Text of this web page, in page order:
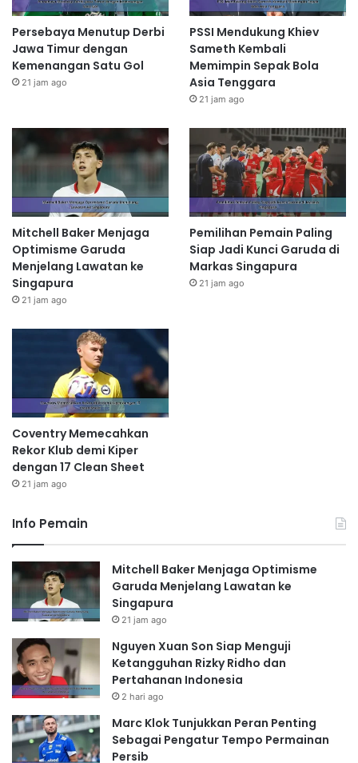
Persebaya Menutup Derbi
Jawa Timur dengan
Kemenangan Satu Gol
21 jam ago
PSSI Mendukung Khiev
Sameth Kembali
Memimpin Sepak Bola
Asia Tenggara
21 jam ago
Mitchell Baker Menjaga
Optimisme Garuda
Menjelang Lawatan ke
Singapura
21 jam ago
Pemilihan Pemain Paling
Siap Jadi Kunci Garuda di
Markas Singapura
21 jam ago
Coventry Memecahkan
Rekor Klub demi Kiper
dengan 17 Clean Sheet
21 jam ago
Info Pemain
Mitchell Baker Menjaga Optimisme
Garuda Menjelang Lawatan ke
Singapura
21 jam ago
Nguyen Xuan Son Siap Menguji
Ketangguhan Rizky Ridho dan
Pertahanan Indonesia
2 hari ago
Marc Klok Tunjukkan Peran Penting
Sebagai Pengatur Tempo Permainan
Persib